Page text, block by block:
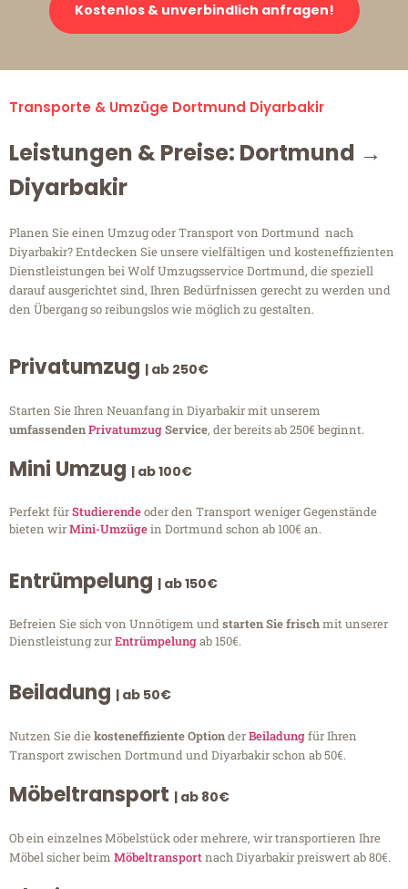
Kostenlos & unverbindlich anfragen!
Transporte & Umzüge Dortmund Diyarbakir
Leistungen & Preise: Dortmund →
Diyarbakir
Planen Sie einen Umzug oder Transport von Dortmund nach
Diyarbakir? Entdecken Sie unsere vielfältigen und kosteneffizienten
Dienstleistungen bei Wolf Umzugsservice Dortmund, die speziell
darauf ausgerichtet sind, Ihren Bedürfnissen gerecht zu werden und
den Übergang so reibungslos wie möglich zu gestalten.
Privatumzug | ab 250€
Starten Sie Ihren Neuanfang in Diyarbakir mit unserem
umfassendenPrivatumzugService, der bereits ab 250€ beginnt.
Mini Umzug | ab 100€
Perfekt fürStudierendeoder den Transport weniger Gegenstände
bieten wirMini-Umzügein Dortmund schon ab 100€ an.
Entrümpelung | ab 150€
Befreien Sie sich von Unnötigem undstarten Sie frischmit unserer
Dienstleistung zurEntrümpelungab 150€.
Beiladung | ab 50€
Nutzen Sie diekosteneffiziente OptionderBeiladungfür Ihren
Transport zwischen Dortmund und Diyarbakir schon ab 50€.
Möbeltransport | ab 80€
Ob ein einzelnes Möbelstück oder mehrere, wir transportieren Ihre
Möbel sicher beim Möbeltransportnach Diyarbakir preiswert ab 80€.